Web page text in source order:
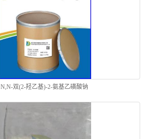
N,N-双(2-羟乙基)-2-氨基乙磺酸钠